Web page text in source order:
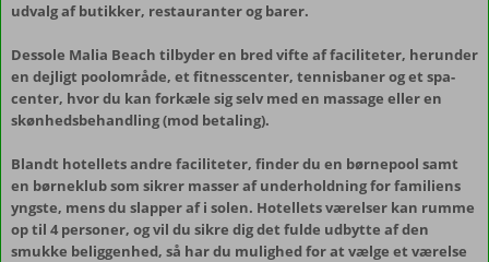
udvalg af butikker, restauranter og barer.
Dessole Malia Beach tilbyder en bred vifte af faciliteter, herunder
en dejligt poolområde, et fitnesscenter, tennisbaner og et spa-
center, hvor du kan forkæle sig selv med en massage eller en
skønhedsbehandling (mod betaling).
Blandt hotellets andre faciliteter, finder du en børnepool samt
en børneklub som sikrer masser af underholdning for familiens
yngste, mens du slapper af i solen. Hotellets værelser kan rumme
op til 4 personer, og vil du sikre dig det fulde udbytte af den
smukke beliggenhed, så har du mulighed for at vælge et værelse